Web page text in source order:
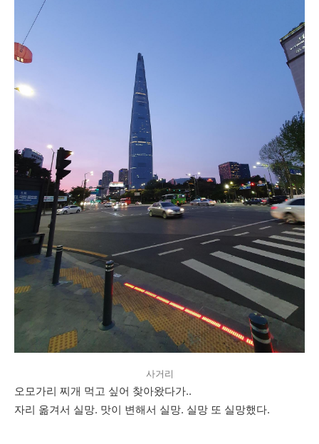
사거리
오모가리 찌개 먹고 싶어 찾아왔다가..
자리 옮겨서 실망. 맛이 변해서 실망. 실망 또 실망했다.